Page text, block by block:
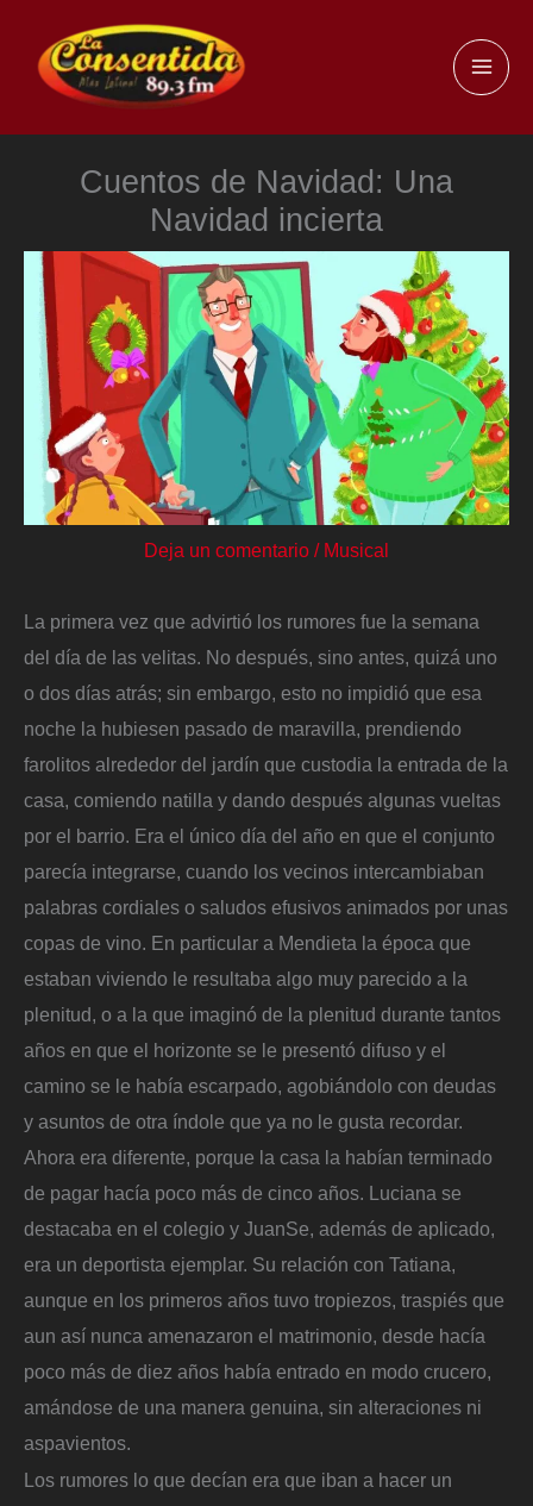
contenido
Cuentos de Navidad: Una
Navidad incierta
Deja un comentario / Musical
La primera vez que advirtió los rumores fue la semana
del día de las velitas. No después, sino antes, quizá uno
o dos días atrás; sin embargo, esto no impidió que esa
noche la hubiesen pasado de maravilla, prendiendo
farolitos alrededor del jardín que custodia la entrada de la
casa, comiendo natilla y dando después algunas vueltas
por el barrio. Era el único día del año en que el conjunto
parecía integrarse, cuando los vecinos intercambiaban
palabras cordiales o saludos efusivos animados por unas
copas de vino. En particular a Mendieta la época que
estaban viviendo le resultaba algo muy parecido a la
plenitud, o a la que imaginó de la plenitud durante tantos
años en que el horizonte se le presentó difuso y el
camino se le había escarpado, agobiándolo con deudas
y asuntos de otra índole que ya no le gusta recordar.
Ahora era diferente, porque la casa la habían terminado
de pagar hacía poco más de cinco años. Luciana se
destacaba en el colegio y JuanSe, además de aplicado,
era un deportista ejemplar. Su relación con Tatiana,
aunque en los primeros años tuvo tropiezos, traspiés que
aun así nunca amenazaron el matrimonio, desde hacía
poco más de diez años había entrado en modo crucero,
amándose de una manera genuina, sin alteraciones ni
aspavientos.
Los rumores lo que decían era que iban a hacer un